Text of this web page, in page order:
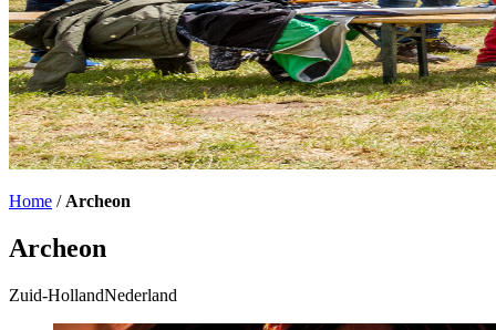
Home / Archeon
Archeon
Zuid-HollandNederland